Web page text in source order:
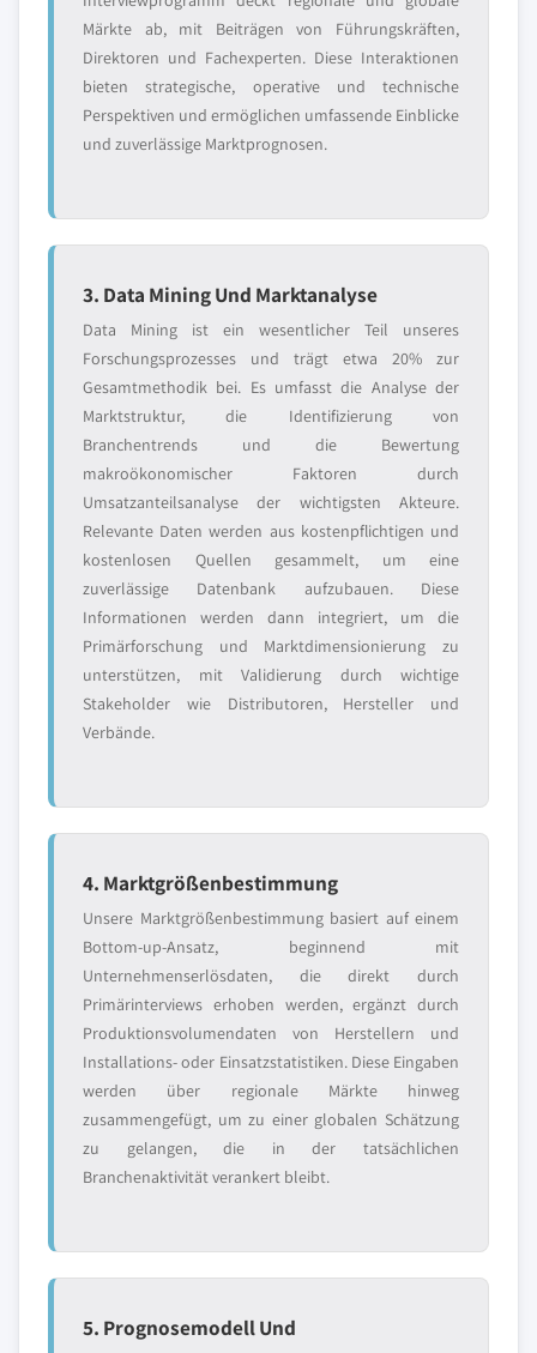
Märkte ab, mit Beiträgen von Führungskräften,
Direktoren und Fachexperten. Diese Interaktionen
bieten strategische, operative und technische
Perspektiven und ermöglichen umfassende Einblicke
und zuverlässige Marktprognosen.
3. Data Mining Und Marktanalyse
Data Mining ist ein wesentlicher Teil unseres
Forschungsprozesses und trägt etwa 20% zur
Gesamtmethodik bei. Es umfasst die Analyse der
Marktstruktur, die Identifizierung von
Branchentrends und die Bewertung
makroökonomischer Faktoren durch
Umsatzanteilsanalyse der wichtigsten Akteure.
Relevante Daten werden aus kostenpflichtigen und
kostenlosen Quellen gesammelt, um eine
zuverlässige Datenbank aufzubauen. Diese
Informationen werden dann integriert, um die
Primärforschung und Marktdimensionierung zu
unterstützen, mit Validierung durch wichtige
Stakeholder wie Distributoren, Hersteller und
Verbände.
4. Marktgrößenbestimmung
Unsere Marktgrößenbestimmung basiert auf einem
Bottom-up-Ansatz, beginnend mit
Unternehmenserlösdaten, die direkt durch
Primärinterviews erhoben werden, ergänzt durch
Produktionsvolumendaten von Herstellern und
Installations- oder Einsatzstatistiken. Diese Eingaben
werden über regionale Märkte hinweg
zusammengefügt, um zu einer globalen Schätzung
zu gelangen, die in der tatsächlichen
Branchenaktivität verankert bleibt.
5. Prognosemodell Und